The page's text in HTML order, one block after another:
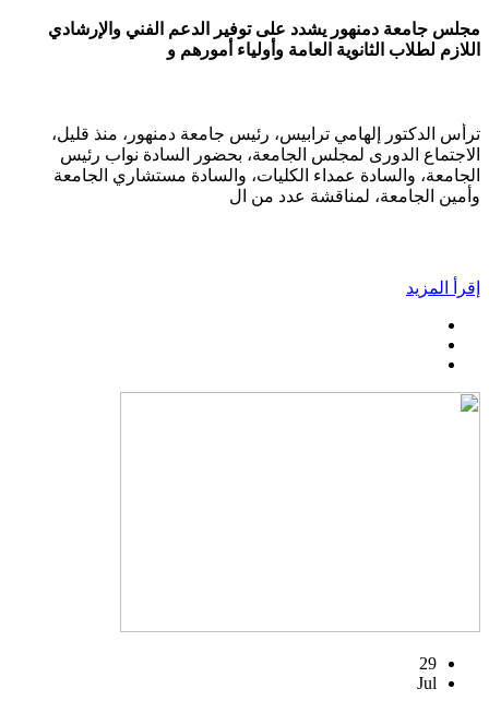
مجلس جامعة دمنهور يشدد على توفير الدعم الفني والإرشادي
اللازم لطلاب الثانوية العامة وأولياء أمورهم و
ترأس الدكتور إلهامي ترابيس، رئيس جامعة دمنهور، منذ قليل،
الاجتماع الدورى لمجلس الجامعة، بحضور السادة نواب رئيس
الجامعة، والسادة عمداء الكليات، والسادة مستشاري الجامعة
وأمين الجامعة، لمناقشة عدد من ال
إقرأ المزيد
29
Jul